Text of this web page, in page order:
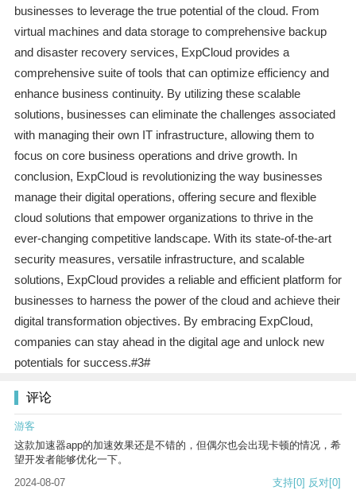
businesses to leverage the true potential of the cloud. From
virtual machines and data storage to comprehensive backup
and disaster recovery services, ExpCloud provides a
comprehensive suite of tools that can optimize efficiency and
enhance business continuity. By utilizing these scalable
solutions, businesses can eliminate the challenges associated
with managing their own IT infrastructure, allowing them to
focus on core business operations and drive growth. In
conclusion, ExpCloud is revolutionizing the way businesses
manage their digital operations, offering secure and flexible
cloud solutions that empower organizations to thrive in the
ever-changing competitive landscape. With its state-of-the-art
security measures, versatile infrastructure, and scalable
solutions, ExpCloud provides a reliable and efficient platform for
businesses to harness the power of the cloud and achieve their
digital transformation objectives. By embracing ExpCloud,
companies can stay ahead in the digital age and unlock new
potentials for success.#3#
评论
游客
这款加速器app的加速效果还是不错的，但偶尔也会出现卡顿的情况，希
望开发者能够优化一下。
2024-08-07
支持[0] 反对[0]